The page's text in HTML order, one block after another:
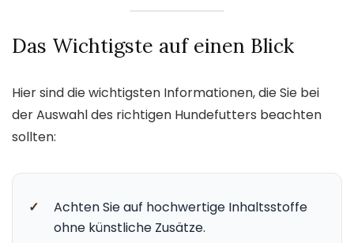
Das Wichtigste auf einen Blick
Hier sind die wichtigsten Informationen, die Sie bei
der Auswahl des richtigen Hundefutters beachten
sollten:
✓
Achten Sie auf hochwertige Inhaltsstoffe
ohne künstliche Zusätze.